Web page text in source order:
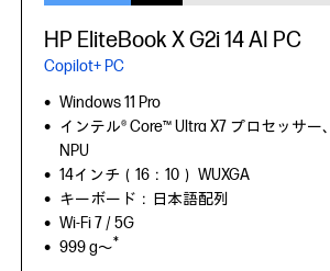
HP EliteBook X G2i 14 AI PC
Copilot+ PC
Windows 11 Pro
インテル® Core™ Ultra X7 プロセッサー
NPU
14インチ（16：10） WUXGA
キーボード：日本語配列
Wi-Fi 7 / 5G
999 g～*
HP EliteBook 8 G2i 13 AI PC
Copilot+ PC
Windows 11 Pro
インテル® Core™ Ultra シリーズ 3 プロ
TOPS NPU
13.3インチ（16：10）WUXGA
キーボード：日本語配列
Wi-Fi 7 / 5G
約 1.314 kg～
HP EliteBook 635 Aero G11
Windows 11 Pro
AMD Ryzen™ 8000シリーズ・モバイル
13.3インチワイド（16：10） WUXGA
キーボード：日本語配列
Wi-Fi 6E
約 0.99 kg～※
詳しくはこちら